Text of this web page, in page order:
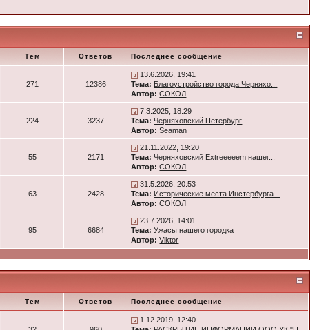
Тем Ответов Последнее сообщение
271 12386
13.6.2026, 19:41
Тема: Благоустройство города Черняхо...
Автор: СОКОЛ
224 3237
7.3.2025, 18:29
Тема: Черняховский Петербург
Автор: Seaman
55 2171
21.11.2022, 19:20
Тема: Черняховский Extreeeeem нашег...
Автор: СОКОЛ
63 2428
31.5.2026, 20:53
Тема: Исторические места Инстербурга...
Автор: СОКОЛ
95 6684
23.7.2026, 14:01
Тема: Ужасы нашего городка
Автор: Viktor
Тем Ответов Последнее сообщение
1.12.2019, 12:40